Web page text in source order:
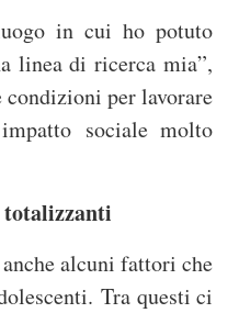
in cui ho potuto
linea di ricerca mia”,
condizioni per lavorare
sociale molto
alcuni fattori che
Tra questi ci